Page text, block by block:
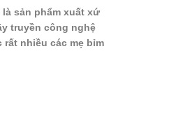
sản phẩm xuất xứ
truyền công nghệ
nhiều các mẹ bỉm